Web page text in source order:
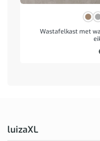
Wastafelkast met
luizaXL